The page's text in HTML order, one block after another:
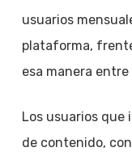
usuarios
plataforma,
esa manera
Los usuarios que
de contenido,